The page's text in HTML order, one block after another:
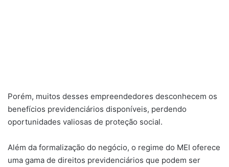
Porém, muitos desses empreendedores desconhecem os
benefícios previdenciários disponíveis, perdendo
oportunidades valiosas de proteção social.
Além da formalização do negócio, o regime do MEI oferece
uma gama de direitos previdenciários que podem ser